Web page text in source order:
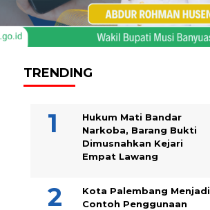
TRENDING
Hukum Mati Bandar
Narkoba, Barang Bukti
Dimusnahkan Kejari
Empat Lawang
Kota Palembang Menjadi
Contoh Penggunaan